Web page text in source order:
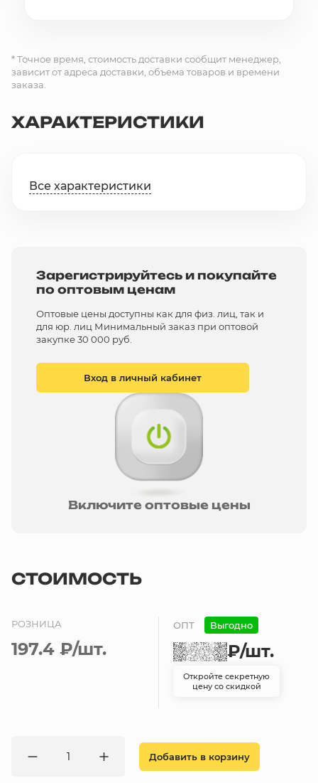
* Точное время, стоимость доставки сообщит менеджер,
зависит от адреса доставки, объема товаров и времени
заказа.
ХАРАКТЕРИСТИКИ
Все характеристики
Зарегистрируйтесь и покупайте
по оптовым ценам
Оптовые цены доступны как для физ. лиц, так и
для юр. лиц Минимальный заказ при оптовой
закупке 30 000 руб.
Вход в личный кабинет
Включите оптовые цены
СТОИМОСТЬ
РОЗНИЦА
197.4 ₽/шт.
ОПТ Выгодно
₽/шт.
Откройте секретную
цену со скидкой
Добавить в корзину